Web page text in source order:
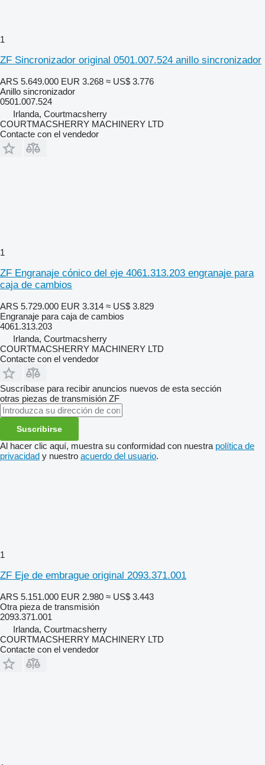
1
ZF Sincronizador original 0501.007.524 anillo sincronizador
ARS 5.649.000 EUR 3.268 ≈ US$ 3.776
Anillo sincronizador
0501.007.524
Irlanda, Courtmacsherry
COURTMACSHERRY MACHINERY LTD
Contacte con el vendedor
1
ZF Engranaje cónico del eje 4061.313.203 engranaje para
caja de cambios
ARS 5.729.000 EUR 3.314 ≈ US$ 3.829
Engranaje para caja de cambios
4061.313.203
Irlanda, Courtmacsherry
COURTMACSHERRY MACHINERY LTD
Contacte con el vendedor
Suscríbase para recibir anuncios nuevos de esta sección
otras piezas de transmisión ZF
Suscribirse
Al hacer clic aquí, muestra su conformidad con nuestra política de
privacidad y nuestro acuerdo del usuario.
1
ZF Eje de embrague original 2093.371.001
ARS 5.151.000 EUR 2.980 ≈ US$ 3.443
Otra pieza de transmisión
2093.371.001
Irlanda, Courtmacsherry
COURTMACSHERRY MACHINERY LTD
Contacte con el vendedor